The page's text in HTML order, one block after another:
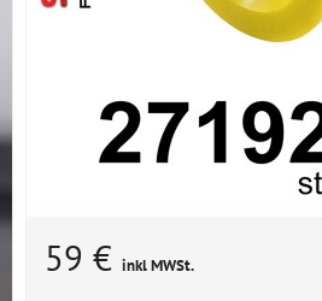
59 € inkl MWSt.